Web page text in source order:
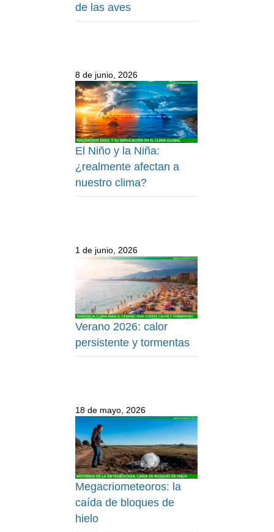
de las aves
8 de junio, 2026
El Niño y la Niña:
¿realmente afectan a
nuestro clima?
1 de junio, 2026
Verano 2026: calor
persistente y tormentas
18 de mayo, 2026
Megacriometeoros: la
caída de bloques de
hielo